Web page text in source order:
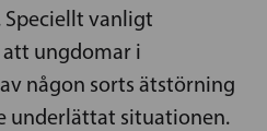
Speciellt vanligt
ungdomar i
någon sorts ätstörning
underlättat situationen.